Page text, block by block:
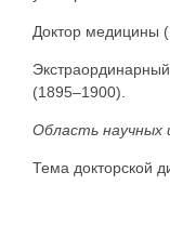
Доктор медицины
(1895–1900).
Область научных
Тема докторской